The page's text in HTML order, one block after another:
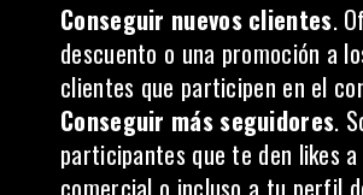
Conseguir nuevos clientes.
descuento o una promoción a
clientes que participen en el
Conseguir más seguidores.
participantes que te den likes
comercial o incluso a tu perfil